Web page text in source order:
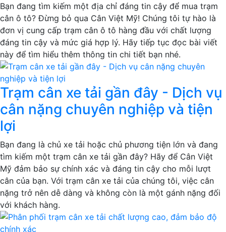
Bạn đang tìm kiếm một địa chỉ đáng tin cậy để mua trạm
cân ô tô? Đừng bỏ qua Cân Việt Mỹ! Chúng tôi tự hào là
đơn vị cung cấp trạm cân ô tô hàng đầu với chất lượng
đáng tin cậy và mức giá hợp lý. Hãy tiếp tục đọc bài viết
này để tìm hiểu thêm thông tin chi tiết bạn nhé.
Trạm cân xe tải gần đây - Dịch vụ
cân nặng chuyên nghiệp và tiện
lợi
Bạn đang là chủ xe tải hoặc chủ phương tiện lớn và đang
tìm kiếm một trạm cân xe tải gần đây? Hãy để Cân Việt
Mỹ đảm bảo sự chính xác và đáng tin cậy cho mỗi lượt
cân của bạn. Với trạm cân xe tải của chúng tôi, việc cân
nặng trở nên dễ dàng và không còn là một gánh nặng đối
với khách hàng.